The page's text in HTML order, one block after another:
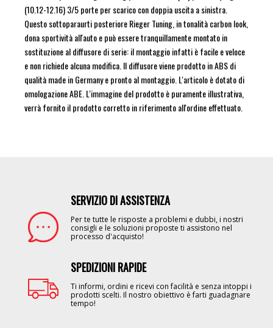
(10.12-12.16) 3/5 porte per scarico con doppia uscita a sinistra.
Questo sottoparaurti posteriore Rieger Tuning, in tonalità carbon look,
dona sportività all'auto e può essere tranquillamente montato in
sostituzione al diffusore di serie: il montaggio infatti è facile e veloce
e non richiede alcuna modifica. Il diffusore viene prodotto in ABS di
qualità made in Germany e pronto al montaggio. L'articolo è dotato di
omologazione ABE. L'immagine del prodotto è puramente illustrativa,
verrà fornito il prodotto corretto in riferimento all'ordine effettuato.
SERVIZIO DI ASSISTENZA
Per te tutte le risposte a problemi e dubbi, i nostri
consigli e le soluzioni proposte ti assistono nel
processo d'acquisto!
SPEDIZIONI RAPIDE
Ti informi, ordini e ricevi con facilità e senza intoppi i
prodotti scelti. Il nostro obiettivo è farti guadagnare
tempo!